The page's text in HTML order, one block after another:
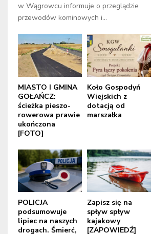
w Wągrowcu informuje o przeglądzie
przewodów kominowych i...
MIASTO I GMINA
GOŁAŃCZ:
ścieżka pieszo-
rowerowa prawie
ukończona
[FOTO]
Koło Gospodyń
Wiejskich z
dotacją od
marszałka
POLICJA
podsumowuje
lipiec na naszych
drogach. Śmierć,
Zapisz się na
spływ spływ
kajakowy
[ZAPOWIEDŹ]